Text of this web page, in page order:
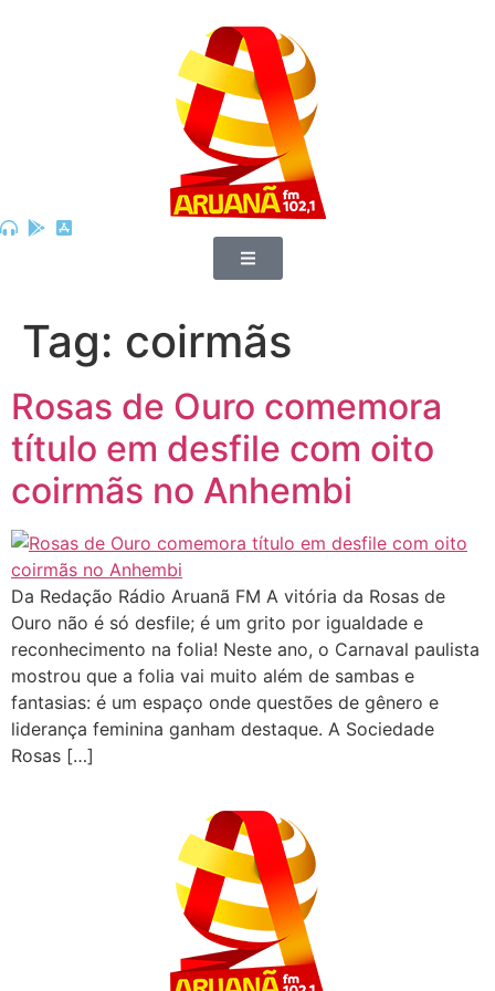
Tag: coirmãs
Rosas de Ouro comemora
título em desfile com oito
coirmãs no Anhembi
Da Redação Rádio Aruanã FM A vitória da Rosas de
Ouro não é só desfile; é um grito por igualdade e
reconhecimento na folia! Neste ano, o Carnaval paulista
mostrou que a folia vai muito além de sambas e
fantasias: é um espaço onde questões de gênero e
liderança feminina ganham destaque. A Sociedade
Rosas […]